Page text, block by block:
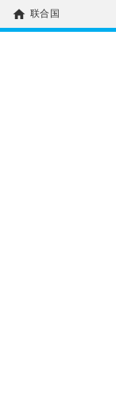
home 联合国